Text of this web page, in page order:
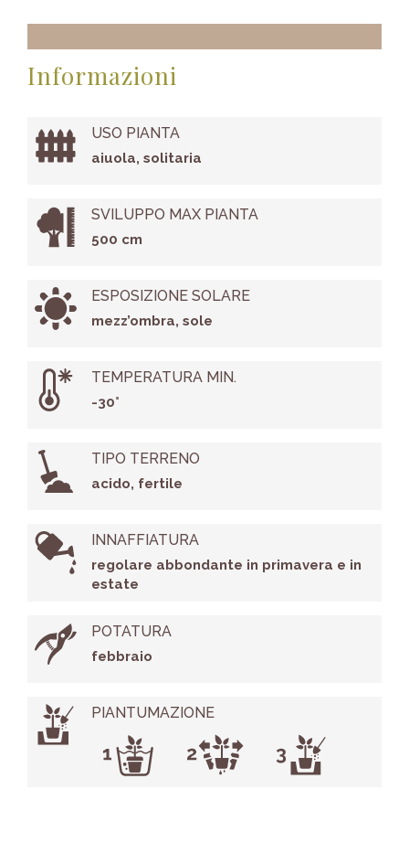
Informazioni
USO PIANTA
aiuola, solitaria
SVILUPPO MAX PIANTA
500 cm
ESPOSIZIONE SOLARE
mezz’ombra, sole
TEMPERATURA MIN.
-30°
TIPO TERRENO
acido, fertile
INNAFFIATURA
regolare abbondante in primavera e in
estate
POTATURA
febbraio
PIANTUMAZIONE